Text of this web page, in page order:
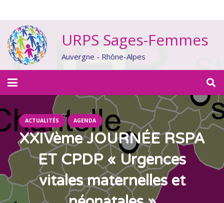
URPS Sages-Femmes
Auvergne - Rhône-Alpes
ACTUALITÉS AGENDA
XXIVème JOURNÉE RSPA
ET CPDP « Urgences
vitales maternelles et